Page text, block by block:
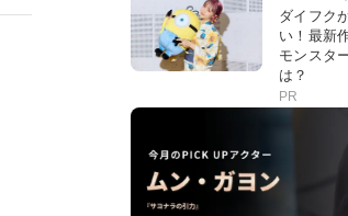
ダイフク
い！最新
モンスタ
は？
PR